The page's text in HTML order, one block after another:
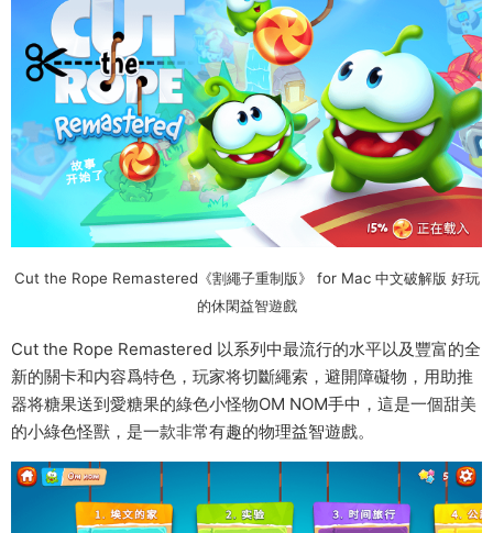
Cut the Rope Remastered《割繩子重制版》 for Mac 中文破解版 好玩
的休閑益智遊戲
Cut the Rope Remastered 以系列中最流行的水平以及豐富的全
新的關卡和内容爲特色，玩家将切斷繩索，避開障礙物，用助推
器将糖果送到愛糖果的綠色小怪物OM NOM手中，這是一個甜美
的小綠色怪獸，是一款非常有趣的物理益智遊戲。